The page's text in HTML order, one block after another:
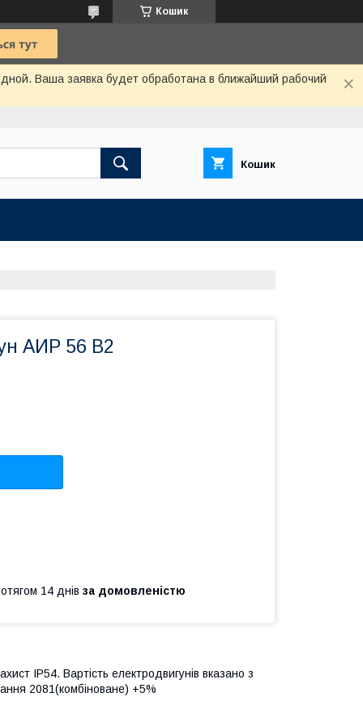
Кошик
Ваша заявка будет обработана в ближайший рабочий
Кошик
АИР 56 В2
14 днів за домовленістю
IP54. Вартість електродвигунів вказано з
2081(комбіноване) +5%